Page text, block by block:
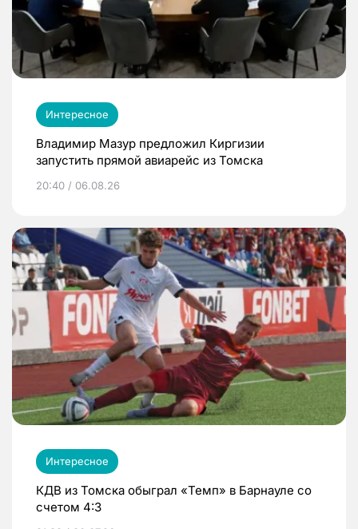
Интересное
Владимир Мазур предложил Киргизии
запустить прямой авиарейс из Томска
20:40 / 06.08.26
Интересное
КДВ из Томска обыграл «Темп» в Барнауле со
счетом 4:3